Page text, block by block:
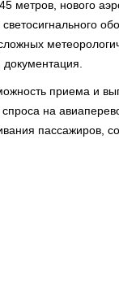
метров, нового
приема и
на
пассажиров,